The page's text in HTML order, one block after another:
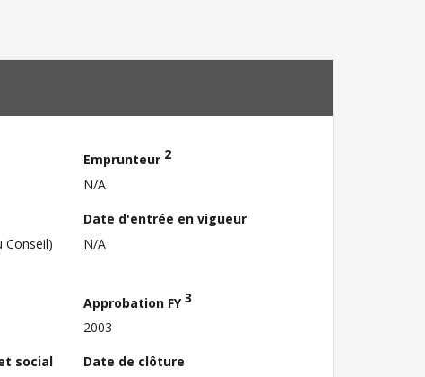
Emprunteur 2
N/A
Conseil)
Date d'entrée en vigueur
N/A
Approbation FY3
2003
social
Date de clôture